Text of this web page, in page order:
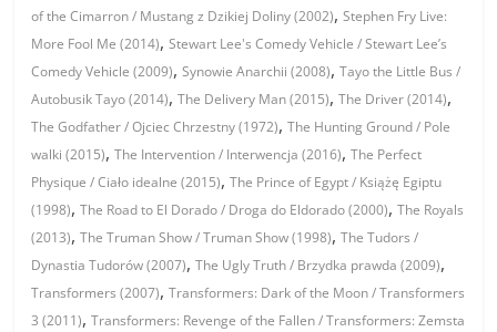
of the Cimarron / Mustang z Dzikiej Doliny (2002),Stephen Fry Live:
More Fool Me (2014),Stewart Lee's Comedy Vehicle / Stewart Lee’s
Comedy Vehicle (2009),Synowie Anarchii (2008),Tayo the Little Bus /
Autobusik Tayo (2014),The Delivery Man (2015),The Driver (2014),
The Godfather / Ojciec Chrzestny (1972),The Hunting Ground / Pole
walki (2015),The Intervention / Interwencja (2016),The Perfect
Physique / Ciało idealne (2015),The Prince of Egypt / Książę Egiptu
(1998),The Road to El Dorado / Droga do Eldorado (2000),The Royals
(2013),The Truman Show / Truman Show (1998),The Tudors /
Dynastia Tudorów (2007),The Ugly Truth / Brzydka prawda (2009),
Transformers (2007),Transformers: Dark of the Moon / Transformers
3 (2011),Transformers: Revenge of the Fallen / Transformers: Zemsta